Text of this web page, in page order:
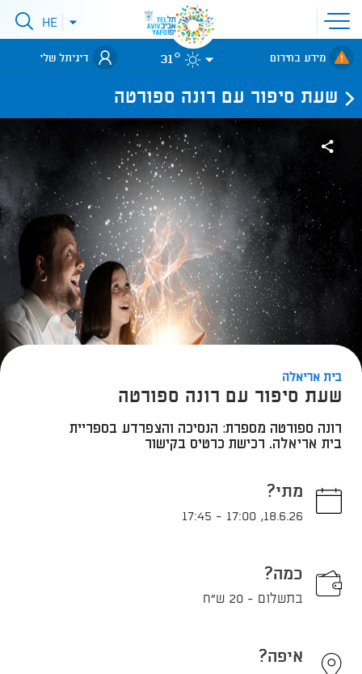
פתיחת
תפריט
אתר
לאתר עיריית
תל-אביב
פתיחתHE
מידע בחירום 31° דיגיתל שלי
שעת סיפור עם רונה ספורטה
בית אריאלה
שעת סיפור עם רונה ספורטה
רונה ספורטה מספרת: הנסיכה והצפרדע בספריית
בית אריאלה. רכישת כרטיס בקישור
מתי?
18.6.26
,
17:00
-
17:45
כמה?
בתשלום - 20 ש"ח
איפה?